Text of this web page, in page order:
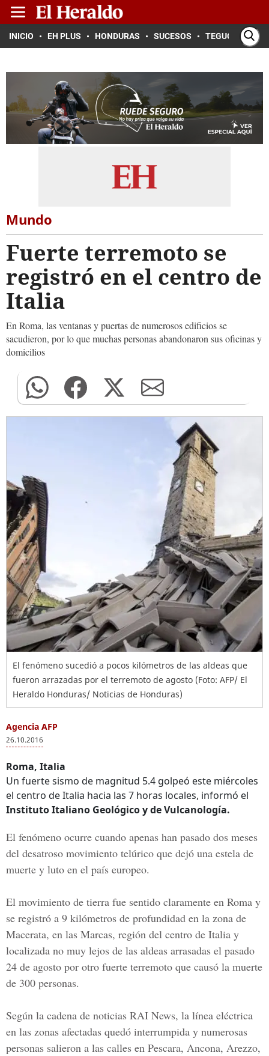
INICIO EH PLUS HONDURAS SUCESOS TEGUCIGALPA
Mundo
Fuerte terremoto se
registró en el centro de
Italia
En Roma, las ventanas y puertas de numerosos edificios se
sacudieron, por lo que muchas personas abandonaron sus oficinas y
domicilios
El fenómeno sucedió a pocos kilómetros de las aldeas que
fueron arrazadas por el terremoto de agosto (Foto: AFP/ El
Heraldo Honduras/ Noticias de Honduras)
Agencia AFP
26.10.2016
Roma, Italia
Un fuerte sismo de magnitud 5.4 golpeó este miércoles
el centro de Italia hacia las 7 horas locales, informó el
Instituto Italiano Geológico y de Vulcanología.
El fenómeno ocurre cuando apenas han pasado dos meses
del desatroso movimiento telúrico que dejó una estela de
muerte y luto en el país europeo.
El movimiento de tierra fue sentido claramente en Roma y
se registró a 9 kilómetros de profundidad en la zona de
Macerata, en las Marcas, región del centro de Italia y
localizada no muy lejos de las aldeas arrasadas el pasado
24 de agosto por otro fuerte terremoto que causó la muerte
de 300 personas.
Según la cadena de noticias RAI News, la línea eléctrica
en las zonas afectadas quedó interrumpida y numerosas
personas salieron a las calles en Pescara, Ancona, Arezzo,